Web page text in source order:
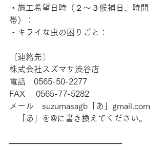
・施工希望日時（２～３候補日、時間
帯）：
・キライな虫の困りごと：
〔連絡先〕
株式会社スズマサ渋谷店
電話　0565-50-2277
FAX 　0565-77-5282
メール　suzumasagb「あ」gmail.com
「あ」を@に書き換えてください。
────────────────────